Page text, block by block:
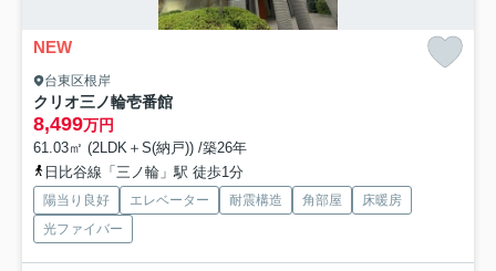
NEW
台東区根岸
クリオ三ノ輪壱番館
8,499万円
61.03㎡ (2LDK＋S(納戸)) /築26年
日比谷線「三ノ輪」駅 徒歩1分
陽当り良好 エレベーター 耐震構造 角部屋
床暖房
光ファイバー